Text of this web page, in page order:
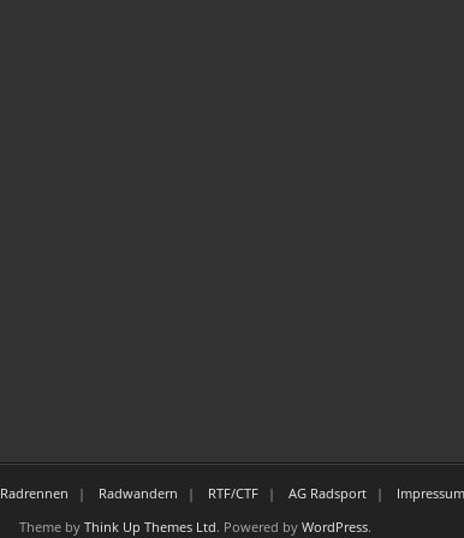
Radrennen Radwandern RTF/CTF AG Radsport
Theme by Think Up Themes Ltd. Powered by WordPress.